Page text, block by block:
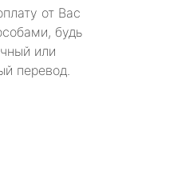
от Вас
будь
или
перевод.